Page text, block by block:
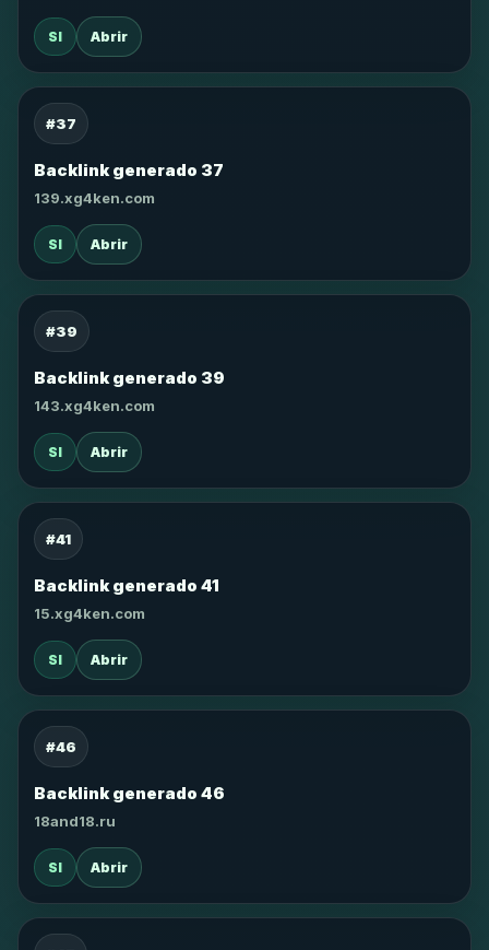
SI Abrir
#37
Backlink generado 37
139.xg4ken.com
SI Abrir
#39
Backlink generado 39
143.xg4ken.com
SI Abrir
#41
Backlink generado 41
15.xg4ken.com
SI Abrir
#46
Backlink generado 46
18and18.ru
SI Abrir